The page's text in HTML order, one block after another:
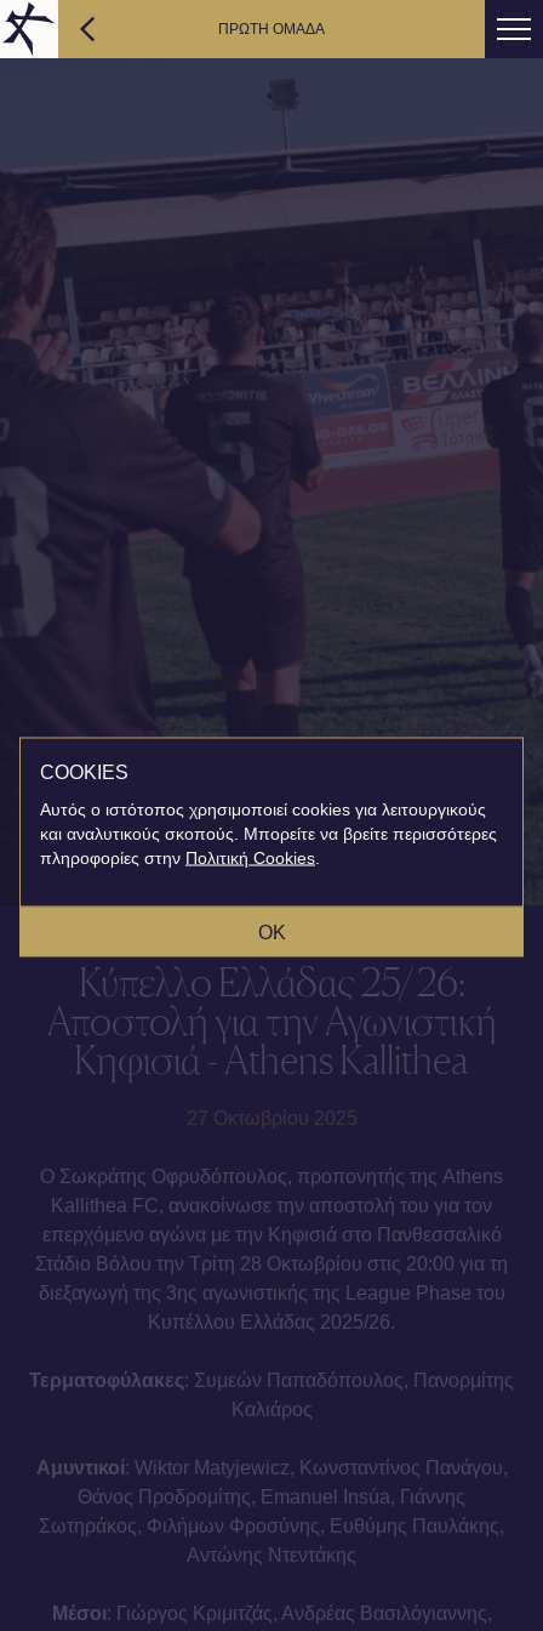
ΠΡΩΤΗ ΟΜΑΔΑ
Κύπελλο Ελλάδας 25/26:
Αποστολή για την Αγωνιστική
Κηφισιά - Athens Kallithea
27 Οκτωβρίου 2025
Ο Σωκράτης Οφρυδόπουλος, προπονητής της Athens
Kallithea FC, ανακοίνωσε την αποστολή του για τον
επερχόμενο αγώνα με την Κηφισιά στο Πανθεσσαλικό
Στάδιο Βόλου την Τρίτη 28 Οκτωβρίου στις 20:00 για τη
διεξαγωγή της 3ης αγωνιστικής της League Phase του
Κυπέλλου Ελλάδας 2025/26.
Τερματοφύλακες: Συμεών Παπαδόπουλος, Πανορμίτης
Καλιάρος
Αμυντικοί: Wiktor Matyjewicz, Κωνσταντίνος Πανάγου,
Θάνος Προδρομίτης, Emanuel Insúa, Γιάννης
Σωτηράκος, Φιλήμων Φροσύνης, Ευθύμης Παυλάκης,
Αντώνης Ντεντάκης
Μέσοι: Γιώργος Κριμιτζάς, Ανδρέας Βασιλόγιαννης,
COOKIES
Αυτός ο ιστότοπος χρησιμοποιεί cookies για λειτουργικούς
και αναλυτικούς σκοπούς. Μπορείτε να βρείτε περισσότερες
πληροφορίες στην Πολιτική Cookies
OK